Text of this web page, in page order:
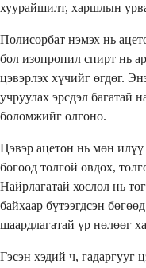
хуурайшилт, харшлын
Полисорбат нэмэх нь
бол изопропил спирт нь
цэвэрлэх хүчийг өгдөг.
учруулах эрсдэл багатай
боломжийг олгоно.
Цэвэр ацетон нь мөн
бөгөөд толгой өвдөх,
Найрлагатай хослол нь
байхаар бүтээгдсэн
шаардлагатай үр нөлөөг
Гэсэн хэдий ч, гадаргууг